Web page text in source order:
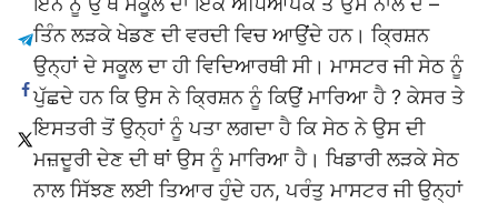
ਤਿੰਨ ਲੜਕੇ ਖੇਡਣ ਦੀ ਵਰਦੀ ਵਿਚ ਆਉਂਦੇ ਹਨ। ਕ੍ਰਿਸ਼ਨ
ਉਨ੍ਹਾਂ ਦੇ ਸਕੂਲ ਦਾ ਹੀ ਵਿਦਿਆਰਥੀ ਸੀ। ਮਾਸਟਰ ਜੀ ਸੇਠ ਨੂੰ
ਪੁੱਛਦੇ ਹਨ ਕਿ ਉਸ ਨੇ ਕ੍ਰਿਸ਼ਨ ਨੂੰ ਕਿਉਂ ਮਾਰਿਆ ਹੈ ? ਕੇਸਰ ਤੇ
ਇਸਤਰੀ ਤੋਂ ਉਨ੍ਹਾਂ ਨੂੰ ਪਤਾ ਲਗਦਾ ਹੈ ਕਿ ਸੇਠ ਨੇ ਉਸ ਦੀ
ਮਜ਼ਦੂਰੀ ਦੇਣ ਦੀ ਥਾਂ ਉਸ ਨੂੰ ਮਾਰਿਆ ਹੈ। ਖਿਡਾਰੀ ਲੜਕੇ ਸੇਠ
ਨਾਲ ਸਿੱਝਣ ਲਈ ਤਿਆਰ ਹੁੰਦੇ ਹਨ, ਪਰੰਤੁ ਮਾਸਟਰ ਜੀ ਉਨ੍ਹਾਂ